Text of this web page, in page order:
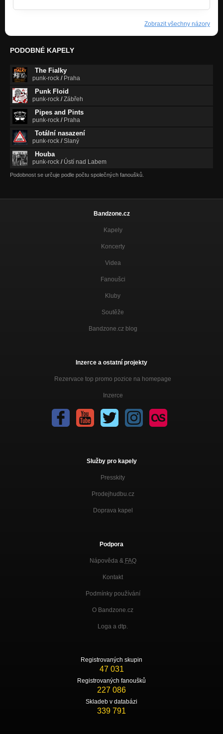
Zobrazit všechny názory
PODOBNÉ KAPELY
The Fialky
punk-rock / Praha
Punk Floid
punk-rock /Zábřeh
Pipes and Pints
punk-rock / Praha
Totální nasazení
punk-rock /Slaný
Houba
punk-rock / Ústí nad Labem
Podobnost se určuje podle počtu společných fanoušků.
Bandzone.cz
Kapely
Koncerty
Videa
Fanoušci
Kluby
Soutěže
Bandzone.cz blog
Inzerce a ostatní projekty
Rezervace top promo pozice na homepage
Inzerce
Služby pro kapely
Presskity
Prodejhudbu.cz
Doprava kapel
Podpora
Nápověda & FAQ
Kontakt
Podmínky používání
O Bandzone.cz
Loga a dtp.
Registrovaných skupin
47 031
Registrovaných fanoušků
227 086
Skladeb v databázi
339 791